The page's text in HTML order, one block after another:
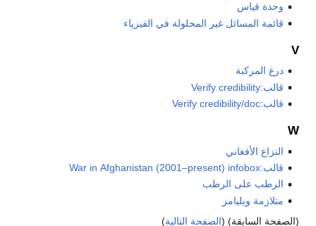
وحدة قياس
قائمة المسائل غير المحلولة في الفيزياء
V
درع المركبة
قالب:Verify credibility
قالب:Verify credibility/doc
W
النزاع الأفغاني
قالب:War in Afghanistan (2001–present) infobox
الرطب على الرطب
متلازمة ويليامز
(الصفحة السابقة) (الصفحة التالية)